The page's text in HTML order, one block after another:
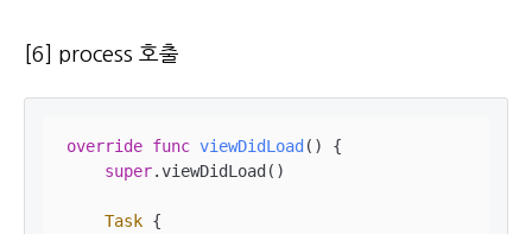
[6] process 호출
override func viewDidLoad()
{
super.viewDidLoad()
Task {